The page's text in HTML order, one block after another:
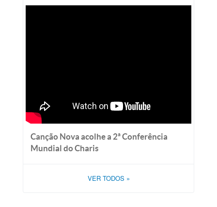
Canção Nova acolhe a 2ª Conferência
Mundial do Charis
VER TODOS »